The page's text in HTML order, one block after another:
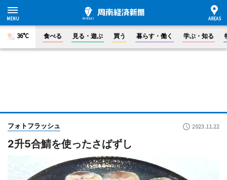
36°C 食べる 見る・遊ぶ 買う 暮らす・働く 学ぶ・知る
フォトフラッシュ 2023.11.22
2升5合鯖を使ったさばずし